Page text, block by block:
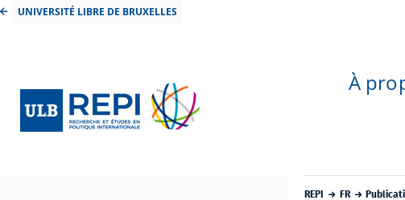
UNIVERSITÉ LIBRE DE BRUXELLES
À
REPI FR